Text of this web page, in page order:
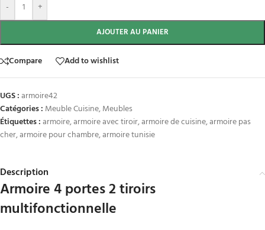
- +
AJOUTER AU PANIER
Compare Add to wishlist
UGS :armoire42
Catégories : Meuble Cuisine,Meubles
Étiquettes :armoire,armoire avec tiroir,armoire de cuisine,armoire pas
cher,armoire pour chambre,armoire tunisie
Description
Armoire 4 portes 2 tiroirs
multifonctionnelle